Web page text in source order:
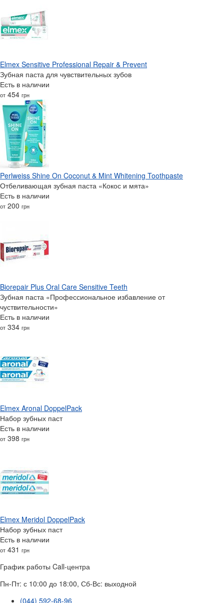
Elmex Sensitive Professional Repair & Prevent
Зубная паста для чувствительных зубов
Есть в наличии
от 454 грн
Perlweiss Shine On Coconut & Mint Whitening Toothpaste
Отбеливающая зубная паста «Кокос и мята»
Есть в наличии
от 200 грн
Biorepair Plus Oral Care Sensitive Teeth
Зубная паста «Профессиональное избавление от
чуствительности»
Есть в наличии
от 334 грн
Elmex Aronal DoppelPack
Набор зубных паст
Есть в наличии
от 398 грн
Elmex Meridol DoppelPack
Набор зубных паст
Есть в наличии
от 431 грн
График работы Call-центра
Пн-Пт: с 10:00 до 18:00, Сб-Вс: выходной
(044) 592-68-96